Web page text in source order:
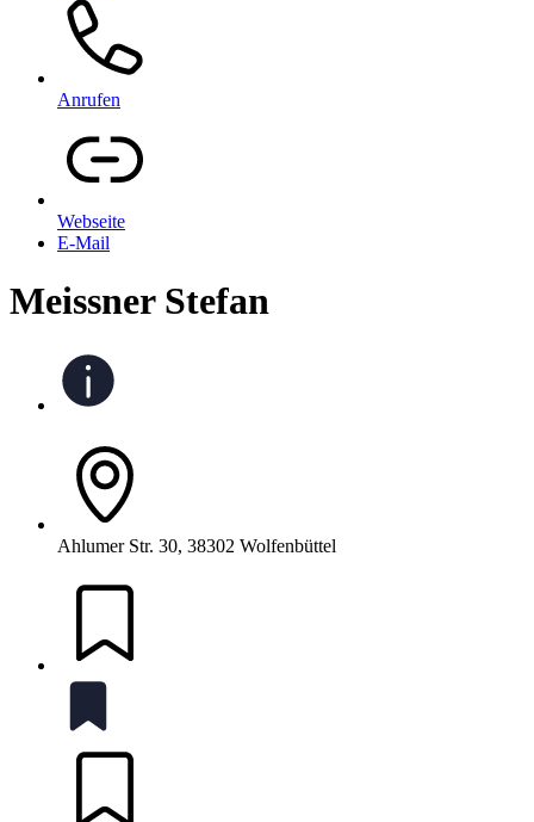
Anrufen
Webseite
E-Mail
Meissner Stefan
Ahlumer Str. 30, 38302 Wolfenbüttel